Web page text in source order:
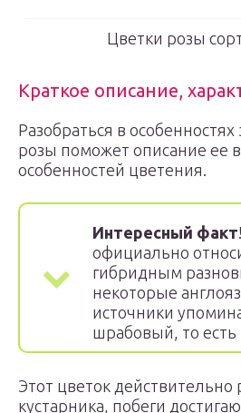
Цветки розы
Краткое описание,
Разобраться в
розы поможет описание ее
особенностей цветения.
Интересный факт
официально
гибридным
некоторые
источники
шрабовый, то есть
Этот цветок действительно
кустарника, побеги